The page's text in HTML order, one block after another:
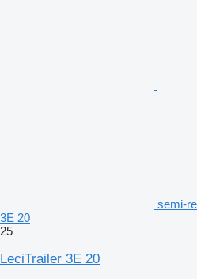
semi-
3E 20
25
LeciTrailer 3E 20